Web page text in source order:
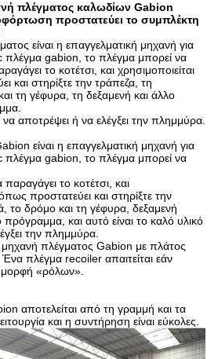
πλέγματος καλωδίων Gabion
προστατεύει το συμπλέκτη
είναι η επαγγελματική μηχανή για
πλέγμα gabion, το πλέγμα μπορεί να
το κοτέτσι, και χρησιμοποιείται
και στηρίξτε την τράπεζα, τη
τη γέφυρα, τη δεξαμενή και άλλο
να αποτρέψει ή να ελέγξει την πλημμύρα.
είναι η επαγγελματική μηχανή για
πλέγμα gabion, το πλέγμα μπορεί να
το κοτέτσι, και
προστατεύει και στηρίξτε την
το δρόμο και τη γέφυρα, δεξαμενή
πρόγραμμα, και αυτό είναι το καλό υλικό
την πλημμύρα.
μηχανή πλέγματος Gabion με πλάτος
πλέγμα recoiler απαιτείται εάν
μορφή «ρόλων».
αποτελείται από τη γραμμή και τα
και η συντήρηση είναι εύκολες.